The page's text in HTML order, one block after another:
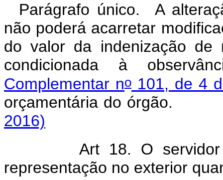
Parágrafo único. A
não poderá acarretar
do valor da indenização de
condicionada à
Complementar no101, de 4
orçamentária do
2016)
Art 18. O
representação no exterior